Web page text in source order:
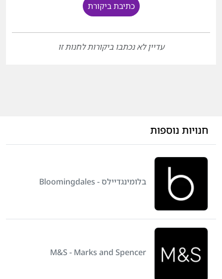
כתיבת ביקורת
עדיין לא נכתבו ביקורות לחנות זו
חנויות נוספות
בלומינגדיילס - Bloomingdales
M&S - Marks and Spencer